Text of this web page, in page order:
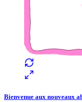
Bienvenue aux nouveaux